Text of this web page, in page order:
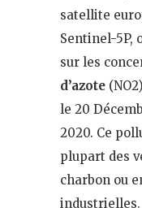
satellite
Sentinel-5P,
sur les
d’azote
le 20
2020. Ce
plupart des
charbon ou
industrielles.